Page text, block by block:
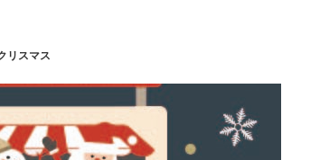
リスマス